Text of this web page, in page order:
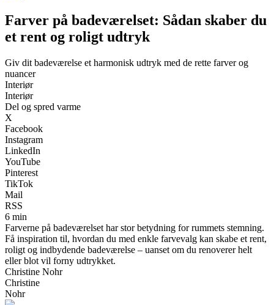
Farver på badeværelset: Sådan skaber du
et rent og roligt udtryk
Giv dit badeværelse et harmonisk udtryk med de rette farver og
nuancer
Interiør
Interiør
Del og spred varme
X
Facebook
Instagram
LinkedIn
YouTube
Pinterest
TikTok
Mail
RSS
6 min
Farverne på badeværelset har stor betydning for rummets stemning.
Få inspiration til, hvordan du med enkle farvevalg kan skabe et rent,
roligt og indbydende badeværelse – uanset om du renoverer helt
eller blot vil forny udtrykket.
Christine Nohr
Christine
Nohr